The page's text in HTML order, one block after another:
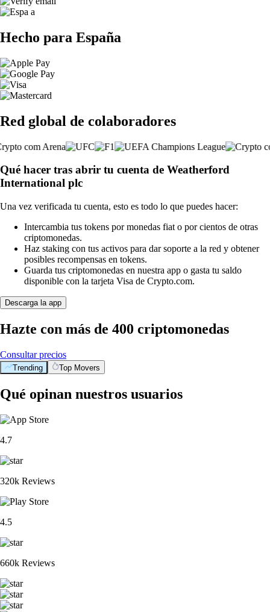
Hecho para España
Red global de colaboradores
Qué hacer tras abrir tu cuenta de Weatherford
International plc
Una vez verificada tu cuenta, esto es todo lo que puedes hacer:
Intercambia tus tokens por monedas fiat o por cientos de otras
criptomonedas.
Haz staking con tus activos para dar soporte a la red y obtener
posibles recompensas en tokens.
Guarda tus criptomonedas en nuestra app o gasta tu saldo
disponible con la tarjeta Visa de Crypto.com.
Descarga la app
Hazte con más de 400 criptomonedas
Consultar precios
Trending Top Movers
Qué opinan nuestros usuarios
4.7
320k Reviews
4.5
660k Reviews